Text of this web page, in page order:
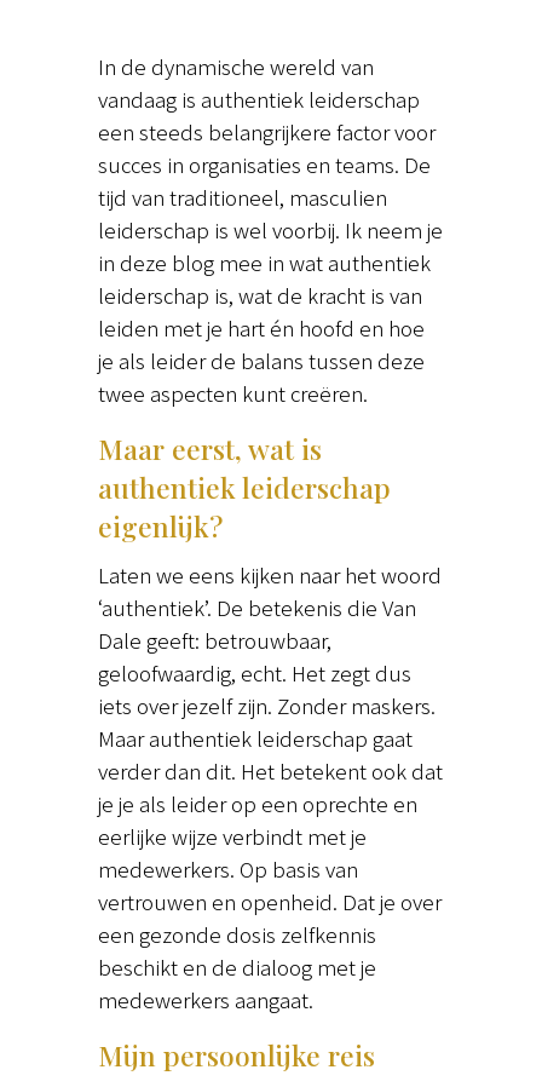
In de dynamische wereld van
vandaag is authentiek leiderschap
een steeds belangrijkere factor voor
succes in organisaties en teams. De
tijd van traditioneel, masculien
leiderschap is wel voorbij. Ik neem je
in deze blog mee in wat authentiek
leiderschap is, wat de kracht is van
leiden met je hart én hoofd en hoe
je als leider de balans tussen deze
twee aspecten kunt creëren.
Maar eerst, wat is
authentiek leiderschap
eigenlijk?
Laten we eens kijken naar het woord
‘authentiek’. De betekenis die Van
Dale geeft: betrouwbaar,
geloofwaardig, echt. Het zegt dus
iets over jezelf zijn. Zonder maskers.
Maar authentiek leiderschap gaat
verder dan dit. Het betekent ook dat
je je als leider op een oprechte en
eerlijke wijze verbindt met je
medewerkers. Op basis van
vertrouwen en openheid. Dat je over
een gezonde dosis zelfkennis
beschikt en de dialoog met je
medewerkers aangaat.
Mijn persoonlijke reis